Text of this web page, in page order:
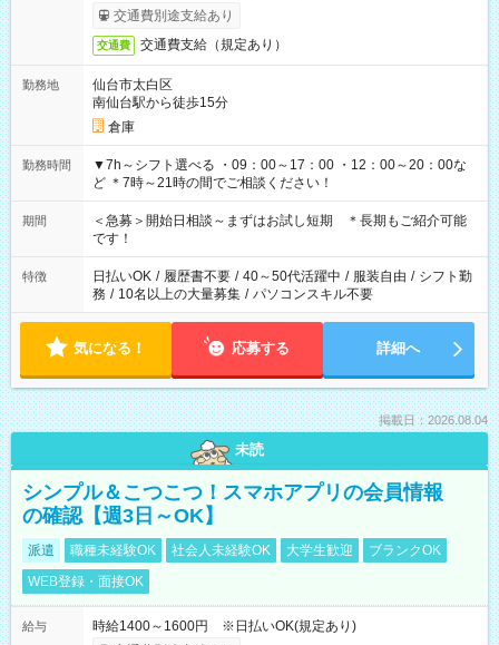
交通費別途支給あり
交通費 交通費支給（規定あり）
勤務地
仙台市太白区
南仙台駅から徒歩15分
倉庫
勤務時間
▼7h～シフト選べる ・09：00～17：00 ・12：00～20：00な
ど ＊7時～21時の間でご相談ください！
期間
＜急募＞開始日相談～まずはお試し短期 ＊長期もご紹介可能
です！
特徴 日払いOK / 履歴書不要 / 40～50代活躍中 / 服装自由 / シフト勤
務 / 10名以上の大量募集 / パソコンスキル不要
気になる！ 応募する 詳細へ
掲載日：2026.08.04
未読
シンプル＆こつこつ！スマホアプリの会員情報
の確認【週3日～OK】
派遣 職種未経験OK 社会人未経験OK 大学生歓迎
ブランクOK
WEB登録・面接OK
給与
時給1400～1600円 ※日払いOK(規定あり)